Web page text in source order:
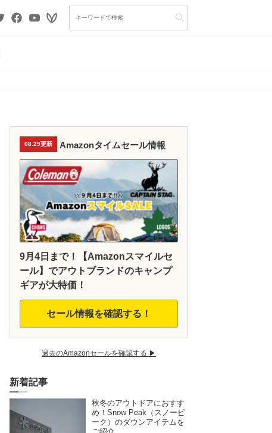
08.29更新 Amazonタイムセール情報
9月4日まで！【Amazonスマイルセ
ール】でアウトブランドのキャンプ
ギアが大特価！
セール情報を確認する！
過去のAmazonセールを確認する ▶︎
新着記事
秋冬のアウトドアにおすす
め！Snow Peak（スノーピ
ーク）のダウンアイテムを